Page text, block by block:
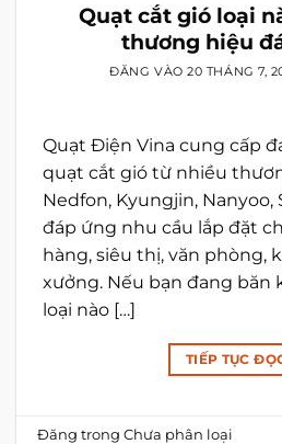
Quạt cắt gió loại
thương hiệu
ĐĂNG VÀO20 THÁNG 7,
Quạt Điện Vina cung cấp
quạt cắt gió từ nhiều
Nedfon, Kyungjin, Nanyoo,
đáp ứng nhu cầu lắp đặt
hàng, siêu thị, văn phòng,
xưởng. Nếu bạn đang băn
loại nào […]
TIẾP TỤC
Đăng trongChưa phân loại